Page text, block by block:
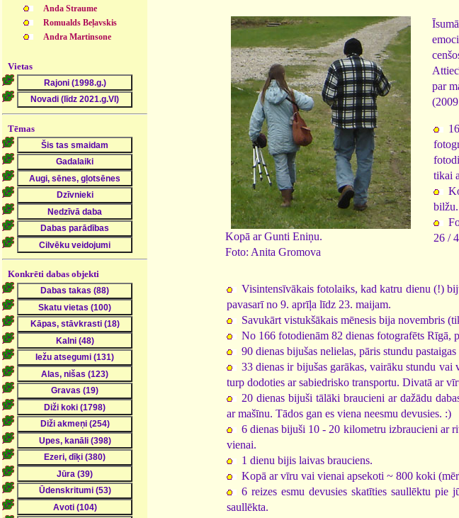
Anda Straume
Romualds Beļavskis
Andra Martinsone
Vietas
Tēmas
Konkrēti dabas objekti
Kopā ar Gunti Eniņu.
Foto: Anita Gromova
par
tikai
bilžu.
26 /
Visintensīvākais fotolaiks, kad katru dienu (!)
pavasarī no 9. aprīļa līdz 23. maijam.
Savukārt vistukšākais mēnesis bija novembris
No 166 fotodienām 82 dienas fotografēts Rīgā,
90 dienas bijušas nelielas, pāris stundu
33 dienas ir bijušas garākas, vairāku stundu vai
turp dodoties ar sabiedrisko transportu. Divatā ar
20 dienas bijuši tālāki braucieni ar dažādu
ar mašīnu. Tādos gan es viena neesmu devusies. :)
6 dienas bijuši 10 - 20 kilometru izbraucieni ar
vienai.
1 dienu bijis laivas brauciens.
Kopā ar vīru vai vienai apsekoti ~ 800 koki
6 reizes esmu devusies skatīties saullēktu
saullēkta.